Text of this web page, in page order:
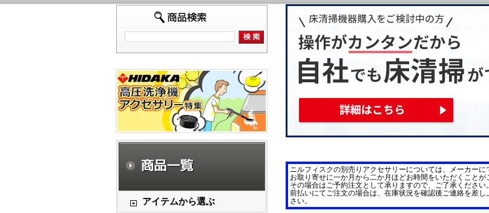
アイテムから選ぶ
ニルフィスクの別売りアクセサリーについては、メーカー
お取り寄せに一か月から二か月ほどお時間をいただくことが
その場合はご予約注文として承りますので、ご了承ください。
前払いにてご注文の場合は、在庫状況を確認後ご連絡を差
さい。